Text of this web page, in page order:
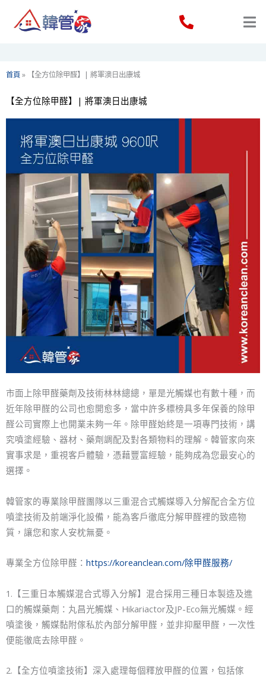
首頁» 【全方位除甲醛】| 將軍澳日出康城
【全方位除甲醛】| 將軍澳日出康城
市面上除甲醛藥劑及技術林林總總，單是光觸媒也有數十種，而
近年除甲醛的公司也愈開愈多，當中許多標榜具多年保養的除甲
醛公司實際上也開業未夠一年。除甲醛始終是一項專門技術，講
究噴塗經驗、器材、藥劑調配及對各類物料的理解。韓管家向來
實事求是，重視客戶體驗，憑藉豐富經驗，能夠成為您最安心的
選擇。
韓管家的專業除甲醛團隊以三重混合式觸媒導入分解配合全方位
噴塗技術及前端淨化設備，能為客戶徹底分解甲醛裡的致癌物
質，讓您和家人安枕無憂。
專業全方位除甲醛： https://koreanclean.com/除甲醛服務/
1.【三重日本觸媒混合式導入分解】混合採用三種日本製造及進
口的觸媒藥劑：丸昌光觸媒、Hikariactor及JP-Eco無光觸媒。經
噴塗後，觸媒黏附傢私於內部分解甲醛，並非抑壓甲醛，一次性
便能徹底去除甲醛。
2.【全方位噴塗技術】深入處理每個釋放甲醛的位置，包括傢